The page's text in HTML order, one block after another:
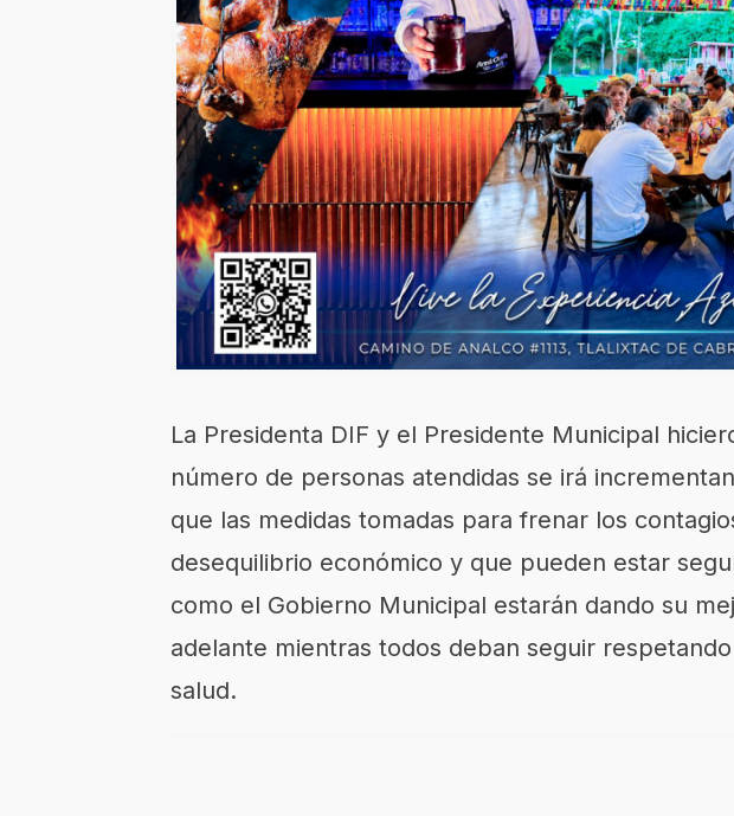
La Presidenta DIF y el Presidente Municipal
número de personas atendidas se irá
que las medidas tomadas para frenar los
desequilibrio económico y que pueden estar
como el Gobierno Municipal estarán dando su
adelante mientras todos deban seguir
salud.